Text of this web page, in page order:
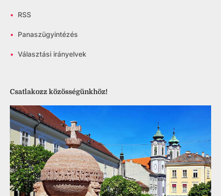
• RSS
• Panaszügyintézés
• Választási irányelvek
Csatlakozz közösségünkhöz!